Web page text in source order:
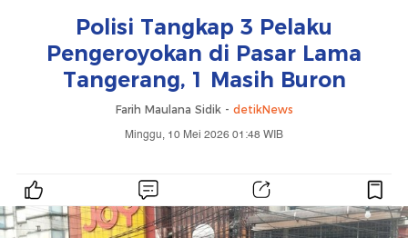
Polisi Tangkap 3 Pelaku
Pengeroyokan di Pasar Lama
Tangerang, 1 Masih Buron
Farih Maulana Sidik - detikNews
Minggu, 10 Mei 2026 01:48 WIB